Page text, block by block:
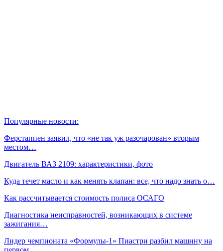
Популярные новости:
Ферстаппен заявил, что «не так уж разочарован» вторым
местом…
Двигатель ВАЗ 2109: характеристики, фото
Куда течет масло и как менять клапан: все, что надо знать о…
Как рассчитывается стоимость полиса ОСАГО
Диагностика неисправностей, возникающих в системе
зажигания…
Лидер чемпионата «Формулы‑1» Пиастри разбил машину на